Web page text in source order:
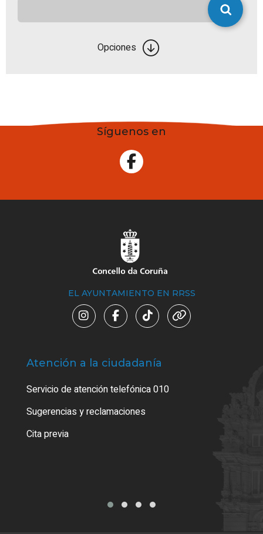
Opciones
Síguenos en
EL AYUNTAMIENTO EN RRSS
Atención a la ciudadanía
Servicio de atención telefónica 010
Sugerencias y reclamaciones
Cita previa